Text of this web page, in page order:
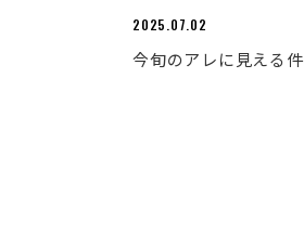
2025.07.02
今旬のアレに見える件